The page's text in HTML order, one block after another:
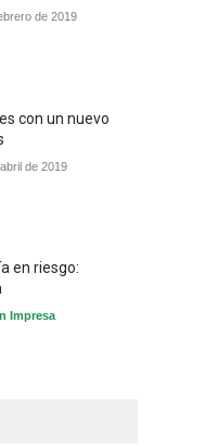
de 2019
con un nuevo
de 2019
en riesgo:
Impresa